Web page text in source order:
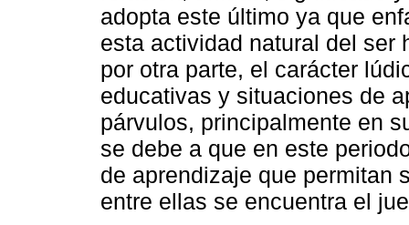
adopta este último ya que
esta actividad natural del ser
por otra parte, el carácter
educativas y situaciones de
párvulos, principalmente en
se debe a que en este
de aprendizaje que permitan
entre ellas se encuentra el